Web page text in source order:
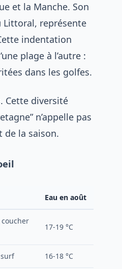
et la Manche. Son
Littoral, représente
indentation
plage à l’autre :
dans les golfes.
Cette diversité
n’appelle pas
de la saison.
Eau en août
coucher
17-19 °C
16-18 °C